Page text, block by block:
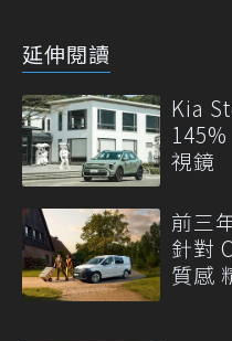
延伸閱讀
Kia
視鏡
前三
針對
質感